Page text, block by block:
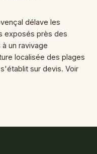
délave les
exposés près des
un ravivage
localisée des plages
sur devis. Voir